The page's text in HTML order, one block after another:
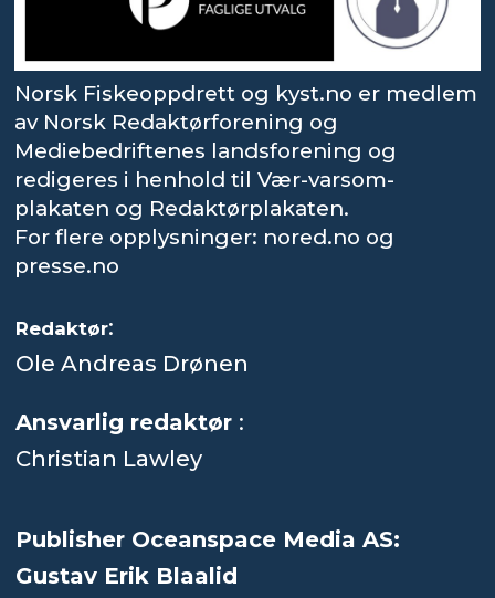
Norsk Fiskeoppdrett og kyst.no er medlem
av Norsk Redaktørforening og
Mediebedriftenes landsforening og
redigeres i henhold til Vær-varsom-
plakaten og Redaktørplakaten.
For flere opplysninger: nored.no og
presse.no
Redaktør:
Ole Andreas Drønen
Ansvarlig redaktør :
Christian Lawley
Publisher Oceanspace Media AS:
Gustav Erik Blaalid